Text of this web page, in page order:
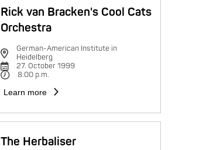
Rick van Bracken's Cool Cats
Orchestra
German-American Institute in
Heidelberg
27. October 1999
8:00 p.m.
Learn more
The Herbaliser